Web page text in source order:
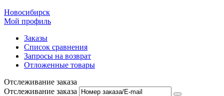
Новосибирск
Мой профиль
Заказы
Список сравнения
Запросы на возврат
Отложенные товары
Отслеживание заказа
Отслеживание заказа